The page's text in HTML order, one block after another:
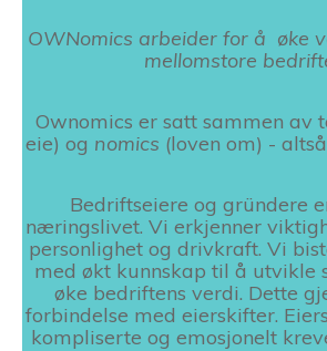
OWNomics arbeider for å øke
mellomstore
Ownomics er satt sammen av
eie) og nomics (loven om) -
Bedriftseiere og gründere
næringslivet. Vi erkjenner
personlighet og drivkraft. Vi
med økt kunnskap til å utvikle
øke bedriftens verdi. Dette
forbindelse med eierskifter.
kompliserte og emosjonelt